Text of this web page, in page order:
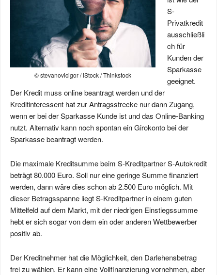
© stevanovicigor / iStock / Thinkstock
S-
Privatkredit
ausschließli
ch für
Kunden der
Sparkasse
geeignet.
Der Kredit muss online beantragt werden und der
Kreditinteressent hat zur Antragsstrecke nur dann Zugang,
wenn er bei der Sparkasse Kunde ist und das Online-Banking
nutzt. Alternativ kann noch spontan ein Girokonto bei der
Sparkasse beantragt werden.
Die maximale Kreditsumme beim S-Kreditpartner S-Autokredit
beträgt 80.000 Euro. Soll nur eine geringe Summe finanziert
werden, dann wäre dies schon ab 2.500 Euro möglich. Mit
dieser Betragsspanne liegt S-Kreditpartner in einem guten
Mittelfeld auf dem Markt, mit der niedrigen Einstiegssumme
hebt er sich sogar von dem ein oder anderen Wettbewerber
positiv ab.
Der Kreditnehmer hat die Möglichkeit, den Darlehensbetrag
frei zu wählen. Er kann eine Vollfinanzierung vornehmen, aber